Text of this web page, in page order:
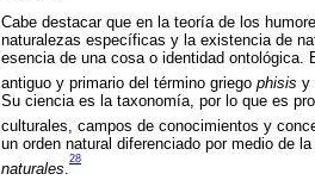
Cabe destacar que en la teoría de los
naturalezas específicas y la existencia de
esencia de una cosa o identidad
antiguo y primario del término griego phisis y
Su ciencia es la taxonomía, por lo que es
culturales, campos de conocimientos y
un orden natural diferenciado por medio de
naturales.
28